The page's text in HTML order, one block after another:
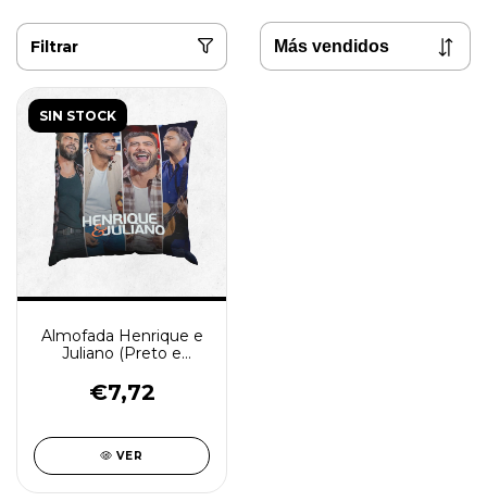
Filtrar
SIN STOCK
Almofada Henrique e
Juliano (Preto e
€7,72
VER